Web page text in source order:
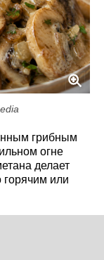
грибным
огне
делает
или